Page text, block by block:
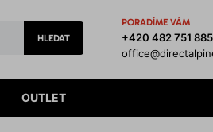
HLEDAT
PORADÍME VÁM
+420 482 751 885
OUTLET